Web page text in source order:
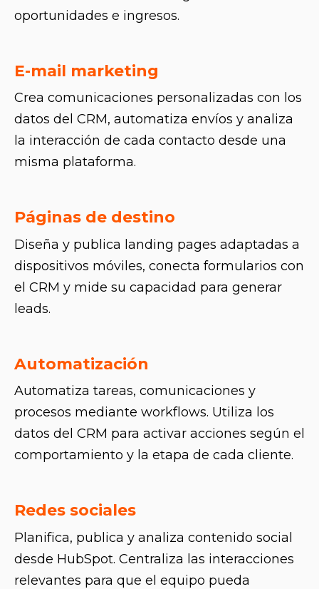
oportunidades e ingresos.
E-mail marketing
Crea comunicaciones personalizadas con los
datos del CRM, automatiza envíos y analiza
la interacción de cada contacto desde una
misma plataforma.
Páginas de destino
Diseña y publica landing pages adaptadas a
dispositivos móviles, conecta formularios con
el CRM y mide su capacidad para generar
leads.
Automatización
Automatiza tareas, comunicaciones y
procesos mediante workflows. Utiliza los
datos del CRM para activar acciones según el
comportamiento y la etapa de cada cliente.
Redes sociales
Planifica, publica y analiza contenido social
desde HubSpot. Centraliza las interacciones
relevantes para que el equipo pueda